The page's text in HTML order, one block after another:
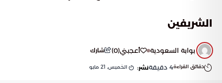
الشريفين
بوابة السعودية أعجبني(
0
) شارك
دقائق القراءة4 دقيقةنشر: الخميس, 21 مايو